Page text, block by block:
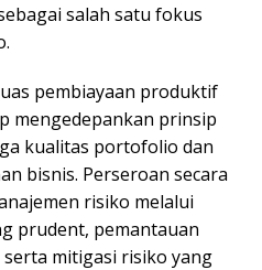
salah satu fokus
pembiayaan produktif
mengedepankan prinsip
kualitas portofolio dan
bisnis. Perseroan secara
risiko melalui
prudent, pemantauan
mitigasi risiko yang